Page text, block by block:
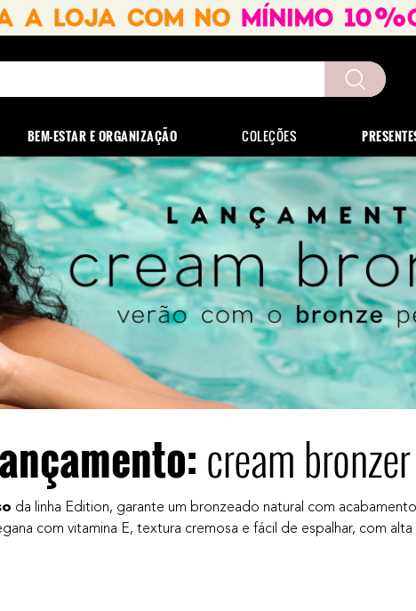
BEM-ESTAR E ORGANIZAÇÃO COLEÇÕES
cream bronzer
da linha Edition, garante um bronzeado natural com
com vitamina E, textura cremosa e fácil de espalhar, com alta